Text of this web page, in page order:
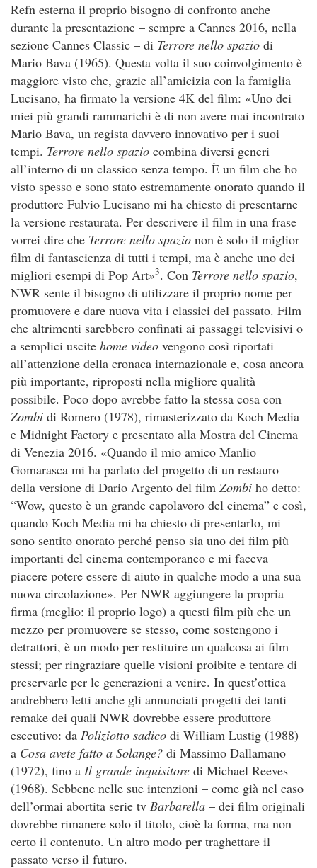
Refn esterna il proprio bisogno di confronto anche
durante la presentazione – sempre a Cannes 2016, nella
sezione Cannes Classic – di Terrore nello spazio di
Mario Bava (1965). Questa volta il suo coinvolgimento è
maggiore visto che, grazie all’amicizia con la famiglia
Lucisano, ha firmato la versione 4K del film: «Uno dei
miei più grandi rammarichi è di non avere mai incontrato
Mario Bava, un regista davvero innovativo per i suoi
tempi. Terrore nello spazio combina diversi generi
all’interno di un classico senza tempo. È un film che ho
visto spesso e sono stato estremamente onorato quando il
produttore Fulvio Lucisano mi ha chiesto di presentarne
la versione restaurata. Per descrivere il film in una frase
vorrei dire che Terrore nello spazio non è solo il miglior
film di fantascienza di tutti i tempi, ma è anche uno dei
migliori esempi di Pop Art»3. Con Terrore nello spazio,
NWR sente il bisogno di utilizzare il proprio nome per
promuovere e dare nuova vita i classici del passato. Film
che altrimenti sarebbero confinati ai passaggi televisivi o
a semplici uscite home video vengono così riportati
all’attenzione della cronaca internazionale e, cosa ancora
più importante, riproposti nella migliore qualità
possibile. Poco dopo avrebbe fatto la stessa cosa con
Zombi di Romero (1978), rimasterizzato da Koch Media
e Midnight Factory e presentato alla Mostra del Cinema
di Venezia 2016. «Quando il mio amico Manlio
Gomarasca mi ha parlato del progetto di un restauro
della versione di Dario Argento del film Zombi ho detto:
“Wow, questo è un grande capolavoro del cinema” e così,
quando Koch Media mi ha chiesto di presentarlo, mi
sono sentito onorato perché penso sia uno dei film più
importanti del cinema contemporaneo e mi faceva
piacere potere essere di aiuto in qualche modo a una sua
nuova circolazione». Per NWR aggiungere la propria
firma (meglio: il proprio logo) a questi film più che un
mezzo per promuovere se stesso, come sostengono i
detrattori, è un modo per restituire un qualcosa ai film
stessi; per ringraziare quelle visioni proibite e tentare di
preservarle per le generazioni a venire. In quest’ottica
andrebbero letti anche gli annunciati progetti dei tanti
remake dei quali NWR dovrebbe essere produttore
esecutivo: da Poliziotto sadico di William Lustig (1988)
a Cosa avete fatto a Solange? di Massimo Dallamano
(1972), fino a Il grande inquisitore di Michael Reeves
(1968). Sebbene nelle sue intenzioni – come già nel caso
dell’ormai abortita serie tv Barbarella – dei film originali
dovrebbe rimanere solo il titolo, cioè la forma, ma non
certo il contenuto. Un altro modo per traghettare il
passato verso il futuro.